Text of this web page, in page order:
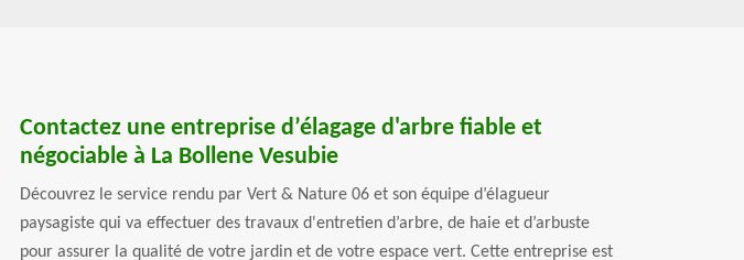
Contactez une entreprise d’élagage d'arbre fiable et
négociable à La Bollene Vesubie
Découvrez le service rendu par Vert & Nature 06 et son équipe d’élagueur
paysagiste qui va effectuer des travaux d'entretien d’arbre, de haie et d’arbuste
pour assurer la qualité de votre jardin et de votre espace vert. Cette entreprise est